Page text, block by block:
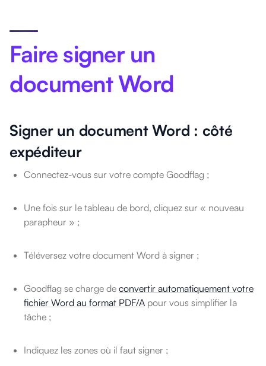
Faire signer un
document Word
Signer un document Word : côté
expéditeur
Connectez-vous sur votre compte Goodflag ;
Une fois sur le tableau de bord, cliquez sur « nouveau
parapheur » ;
Téléversez votre document Word à signer ;
Goodflag se charge de convertir automatiquement votre
fichier Word au format PDF/A pour vous simplifier la
tâche ;
Indiquez les zones où il faut signer ;